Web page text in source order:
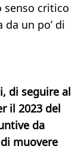
senso critico
un po’ di
di seguire al
il 2023 del
da
muovere